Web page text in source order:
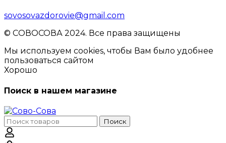
sovosovazdorovie@gmail.com
© CОВОСОВА 2024. Все права защищены
Мы используем cookies, чтобы Вам было удобнее
пользоваться сайтом
Хорошо
Поиск в нашем магазине
Поиск
по:
Поиск